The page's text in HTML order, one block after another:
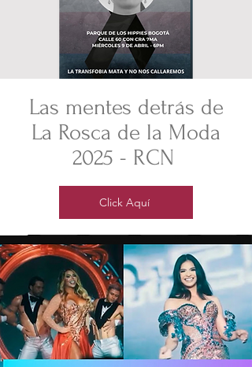
Las mentes detrás de
La Rosca de la Moda
2025 - RCN
Click Aquí